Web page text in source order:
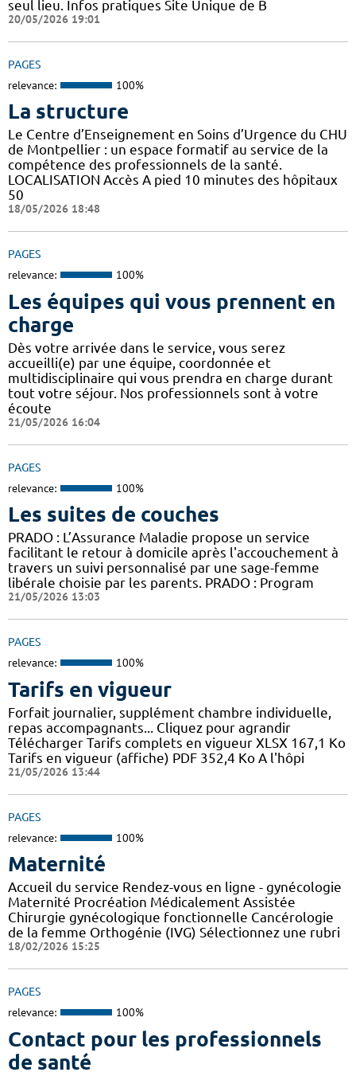
seul lieu. Infos pratiques Site Unique de B
20/05/2026 19:01
PAGES
relevance: 100%
La structure
Le Centre d’Enseignement en Soins d’Urgence du CHU
de Montpellier : un espace formatif au service de la
compétence des professionnels de la santé.
LOCALISATION Accès A pied 10 minutes des hôpitaux
50
18/05/2026 18:48
PAGES
relevance: 100%
Les équipes qui vous prennent en
charge
Dès votre arrivée dans le service, vous serez
accueilli(e) par une équipe, coordonnée et
multidisciplinaire qui vous prendra en charge durant
tout votre séjour. Nos professionnels sont à votre
écoute
21/05/2026 16:04
PAGES
relevance: 100%
Les suites de couches
PRADO : L’Assurance Maladie propose un service
facilitant le retour à domicile après l'accouchement à
travers un suivi personnalisé par une sage-femme
libérale choisie par les parents. PRADO : Program
21/05/2026 13:03
PAGES
relevance: 100%
Tarifs en vigueur
Forfait journalier, supplément chambre individuelle,
repas accompagnants... Cliquez pour agrandir
Télécharger Tarifs complets en vigueur XLSX 167,1 Ko
Tarifs en vigueur (affiche) PDF 352,4 Ko A l'hôpi
21/05/2026 13:44
PAGES
relevance: 100%
Maternité
Accueil du service Rendez-vous en ligne - gynécologie
Maternité Procréation Médicalement Assistée
Chirurgie gynécologique fonctionnelle Cancérologie
de la femme Orthogénie (IVG) Sélectionnez une rubri
18/02/2026 15:25
PAGES
relevance: 100%
Contact pour les professionnels
de santé